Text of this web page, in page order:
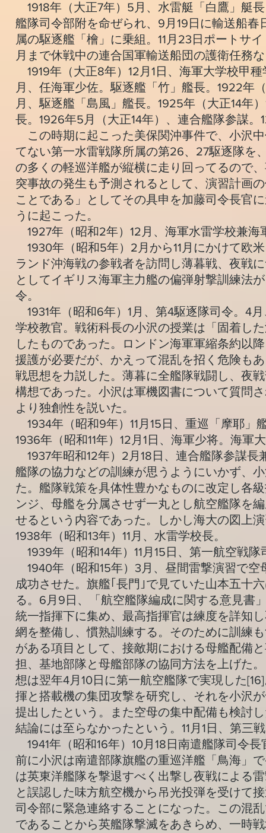
1918年（大正7年）5月、水雷艇「白鷹」艇
艦隊司令部附を命ぜられ、9月19日に輸送船春
属の駆逐艦「檜」に乗組。11月23日ポートサ
月まで休戦中の連合国軍輸送船団の護衛任務
1919年（大正8年）12月1日、海軍大学校甲
月、任海軍少佐。駆逐艦「竹」艦長。1922年
月、駆逐艦「島風」艦長。1925年（大正14年
長。1926年5月（大正14年）、連合艦隊参謀
この時期に起こった美保関沖事件で、小沢
てない第一水雷戦隊所属の第26、27駆逐隊を
の多くの軽巡洋艦が縦横に走り回ってるので
突事故の発生も予測されるとして、演習計画
ことである」としてその具申を加藤司令長官
うに起こった。
1927年（昭和2年）12月、海軍水雷学校兼海
1930年（昭和5年）2月から11月にかけて欧
ランド沖海戦の参戦者を訪問し薄暮戦、夜戦
としてイギリス海軍主力艦の偏弾射撃訓練法
令。
1931年（昭和6年）1月、第4駆逐隊司令。4
学校教官。戦術科長の小沢の授業は「固着し
したものであった。ロンドン海軍軍縮条約以
援護が必要だが、かえって混乱を招く危険も
戦思想を力説した。薄暮に全艦隊戦闘し、夜
構想であった。小沢は軍機図書について質問
より独創性を説いた。
1934年（昭和9年）11月15日、重巡「摩耶」
1936年（昭和11年）12月1日、海軍少将。海軍
1937年昭和12年）2月18日、連合艦隊参謀長
艦隊の協力などの訓練が思うようにいかず、
た。艦隊戦策を具体性豊かなものに改定し各
ンジ、母艦を分属させず一丸とし航空艦隊を
せるという内容であった。しかし海大の図上
1938年（昭和13年）11月、水雷学校長。
1939年（昭和14年）11月15日、第一航空戦隊
1940年（昭和15年）3月、昼間雷撃演習で
成功させた。旗艦｢長門｣で見ていた山本五十
る。6月9日、「航空艦隊編成に関する意見書
統一指揮下に集め、最高指揮官は練度を詳知
網を整備し、慣熟訓練する。そのために訓練
がある項目として、接敵期における母艦配備
担、基地部隊と母艦部隊の協同方法を上げた
想は翌年4月10日に第一航空艦隊で実現した
揮と搭載機の集団攻撃を研究し、それを小沢
提出したという。また空母の集中配備も検討
結論には至らなかったという。11月1日、第三
1941年（昭和16年）10月18日南遣艦隊司令
前に小沢は南遣部隊旗艦の重巡洋艦「鳥海」
は英東洋艦隊を撃退すべく出撃し夜戦による
と誤認した味方航空機から吊光投弾を受けて
司令部に緊急連絡することになった。この混
であることから英艦隊撃滅をあきらめ、一時